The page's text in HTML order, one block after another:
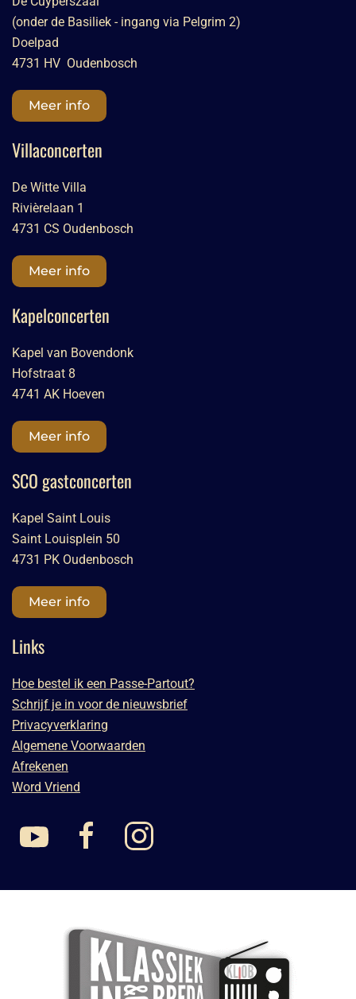
(onder de Basiliek - ingang via Pelgrim 2)
Doelpad
4731 HV Oudenbosch
Meer info
Villaconcerten
De Witte Villa
Rivièrelaan 1
4731 CS Oudenbosch
Meer info
Kapelconcerten
Kapel van Bovendonk
Hofstraat 8
4741 AK Hoeven
Meer info
SCO gastconcerten
Kapel Saint Louis
Saint Louisplein 50
4731 PK Oudenbosch
Meer info
Links
Hoe bestel ik een Passe-Partout?
Schrijf je in voor de nieuwsbrief
Privacyverklaring
Algemene Voorwaarden
Afrekenen
Word Vriend